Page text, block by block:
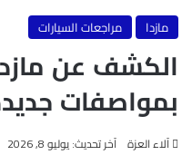
مازدا
مراجعات السيارات
بمواصفات
آلاء العزة آخر تحديث: يوليو 8, 2026